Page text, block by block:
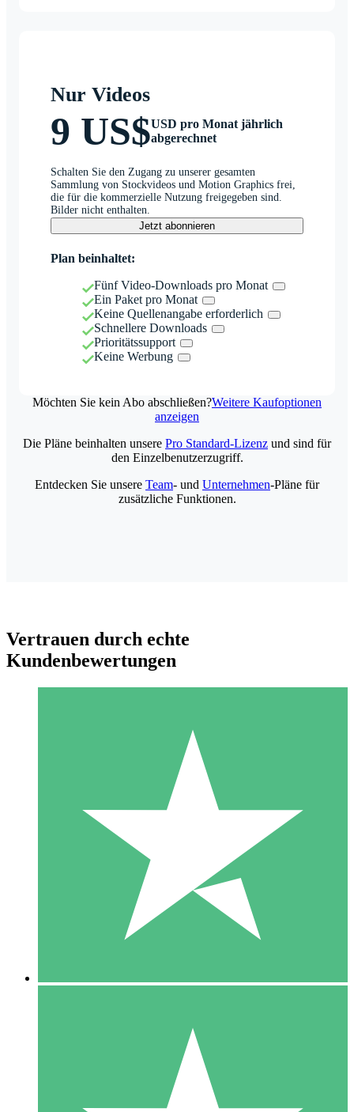
Nur Videos
9 US$USD pro Monat jährlich
abgerechnet
Schalten Sie den Zugang zu unserer gesamten
Sammlung von Stockvideos und Motion Graphics frei,
die für die kommerzielle Nutzung freigegeben sind.
Bilder nicht enthalten.
Jetzt abonnieren
Plan beinhaltet:
Fünf Video-Downloads pro Monat
Ein Paket pro Monat
Keine Quellenangabe erforderlich
Schnellere Downloads
Prioritätssupport
Keine Werbung
Möchten Sie kein Abo abschließen?Weitere Kaufoptionen
anzeigen
Individuelle Credit-Pakete
Zahlen Sie nach Bedarf mit Download-Credits. Keine
monatliche Verpflichtung erforderlich.
10 00
10 Downloads
20 00
Die Pläne beinhalten unsere Pro Standard-Lizenz und sind für
den Einzelbenutzerzugriff.
Entdecken Sie unsere Team- und Unternehmen-Pläne für
zusätzliche Funktionen.
Vertrauen durch echte
Kundenbewertungen